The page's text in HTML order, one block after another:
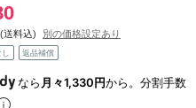
送料込) 別の価格設定あり
返品補償
なら月々1,330円から。分割手数